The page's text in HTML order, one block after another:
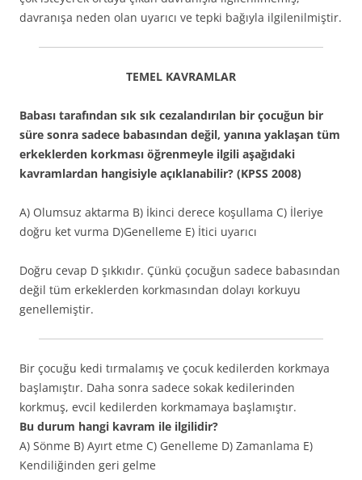
davranışa neden olan uyarıcı ve tepki bağıyla ilgilenilmiştir.
TEMEL KAVRAMLAR
Babası tarafından sık sık cezalandırılan bir çocuğun bir
süre sonra sadece babasından değil, yanına yaklaşan tüm
erkeklerden korkması öğrenmeyle ilgili aşağıdaki
kavramlardan hangisiyle açıklanabilir? (KPSS 2008)
A) Olumsuz aktarma B) İkinci derece koşullama C) İleriye
doğru ket vurma D)Genelleme E) İtici uyarıcı
Doğru cevap D şıkkıdır. Çünkü çocuğun sadece babasından
değil tüm erkeklerden korkmasından dolayı korkuyu
genellemiştir.
Bir çocuğu kedi tırmalamış ve çocuk kedilerden korkmaya
başlamıştır. Daha sonra sadece sokak kedilerinden
korkmuş, evcil kedilerden korkmamaya başlamıştır.
Bu durum hangi kavram ile ilgilidir?
A) Sönme B) Ayırt etme C) Genelleme D) Zamanlama E)
Kendiliğinden geri gelme